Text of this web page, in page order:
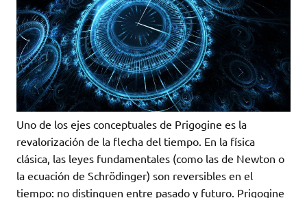
Uno de los ejes conceptuales de Prigogine es la
revalorización de la flecha del tiempo. En la física
clásica, las leyes fundamentales (como las de Newton o
la ecuación de Schrödinger) son reversibles en el
tiempo: no distinguen entre pasado y futuro. Prigogine